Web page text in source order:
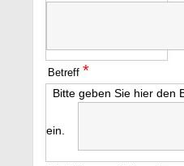
Betreff *
Bitte geben Sie hier den
ein.